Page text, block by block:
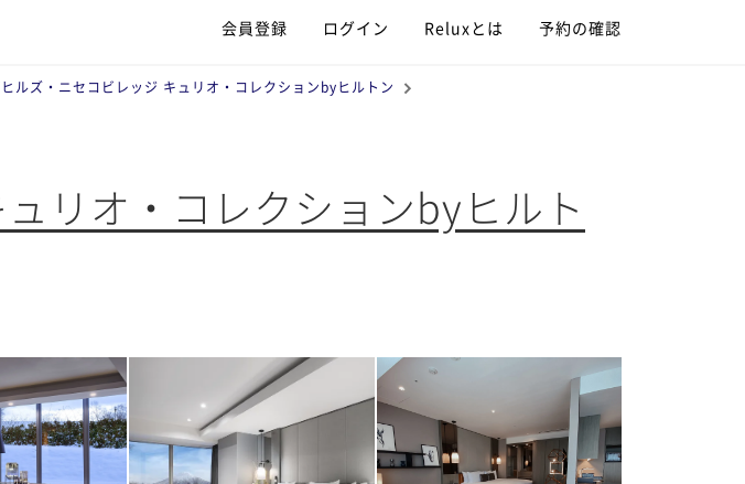
会員登録 ログイン Reluxとは 予約の確認
ルズ・ニセコビレッジ キュリオ・コレクションbyヒルトン
リオ・コレクションbyヒルト